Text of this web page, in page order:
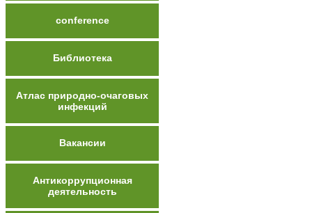
conference
Библиотека
Атлас природно-очаговых
инфекций
Вакансии
Антикоррупционная
деятельность